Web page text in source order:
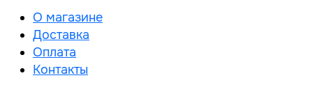
О магазине
Доставка
Оплата
Контакты